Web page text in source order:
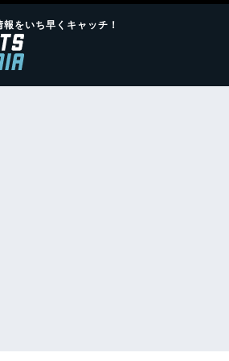
をいち早くキャッチ！